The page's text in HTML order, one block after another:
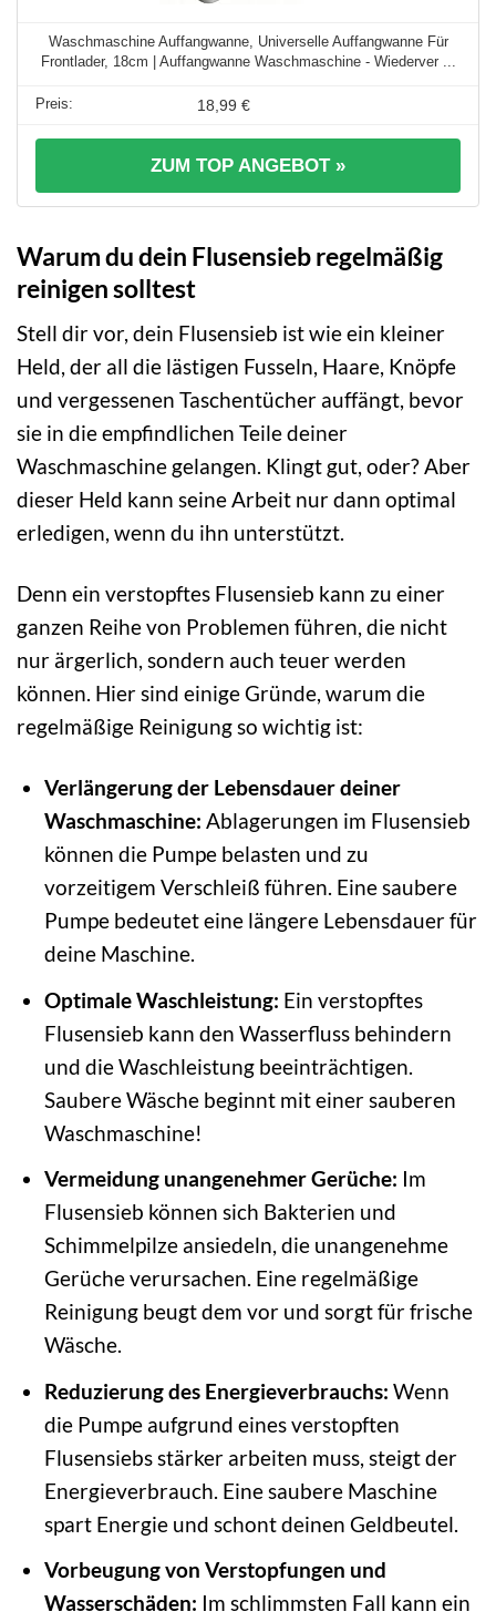
Waschmaschine Auffangwanne, Universelle Auffangwanne Für
Frontlader, 18cm | Auffangwanne Waschmaschine - Wiederver ...
18,99 €
ZUM TOP ANGEBOT »
Warum du dein Flusensieb regelmäßig
reinigen solltest
Stell dir vor, dein Flusensieb ist wie ein kleiner
Held, der all die lästigen Fusseln, Haare, Knöpfe
und vergessenen Taschentücher auffängt, bevor
sie in die empfindlichen Teile deiner
Waschmaschine gelangen. Klingt gut, oder? Aber
dieser Held kann seine Arbeit nur dann optimal
erledigen, wenn du ihn unterstützt.
Denn ein verstopftes Flusensieb kann zu einer
ganzen Reihe von Problemen führen, die nicht
nur ärgerlich, sondern auch teuer werden
können. Hier sind einige Gründe, warum die
regelmäßige Reinigung so wichtig ist:
Verlängerung der Lebensdauer deiner
Waschmaschine: Ablagerungen im Flusensieb
können die Pumpe belasten und zu
vorzeitigem Verschleiß führen. Eine saubere
Pumpe bedeutet eine längere Lebensdauer für
deine Maschine.
Optimale Waschleistung: Ein verstopftes
Flusensieb kann den Wasserfluss behindern
und die Waschleistung beeinträchtigen.
Saubere Wäsche beginnt mit einer sauberen
Waschmaschine!
Vermeidung unangenehmer Gerüche: Im
Flusensieb können sich Bakterien und
Schimmelpilze ansiedeln, die unangenehme
Gerüche verursachen. Eine regelmäßige
Reinigung beugt dem vor und sorgt für frische
Wäsche.
Reduzierung des Energieverbrauchs: Wenn
die Pumpe aufgrund eines verstopften
Flusensiebs stärker arbeiten muss, steigt der
Energieverbrauch. Eine saubere Maschine
spart Energie und schont deinen Geldbeutel.
Vorbeugung von Verstopfungen und
Wasserschäden: Im schlimmsten Fall kann ein